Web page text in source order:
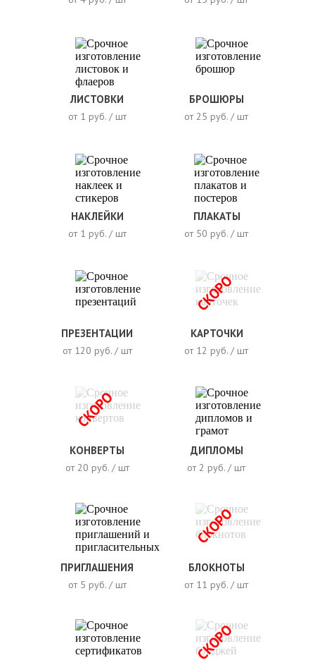
от 11 руб. / шт
БЛОКНОТЫ
от 5 руб. / шт
ПРИГЛАШЕНИЯ
от 2 руб. / шт
ДИПЛОМЫ
от 20 руб. / шт
КОНВЕРТЫ
от 12 руб. / шт
КАРТОЧКИ
от 120 руб. / шт
ПРЕЗЕНТАЦИИ
от 50 руб. / шт
ПЛАКАТЫ
от 1 руб. / шт
НАКЛЕЙКИ
от 25 руб. / шт
БРОШЮРЫ
от 1 руб. / шт
ЛИСТОВКИ
СКОРО
СКОРО
СКОРО
СКОРО